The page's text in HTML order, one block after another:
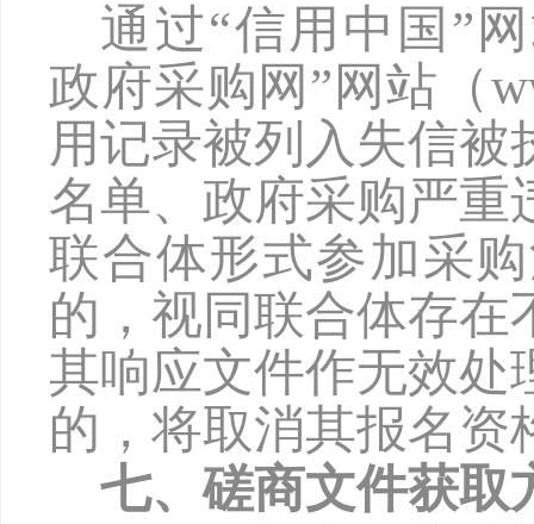
通过“信用中国”
政府采购网”网站（
用记录被列入失信
名单、政府采购严重
联合体形式参加采
的，视同联合体存
其响应文件作无效处
的，将取消其报名资
七、磋商文件获取